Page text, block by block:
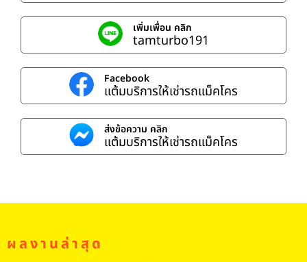
เพิ่มเพื่อน คลิก
tamturbo191
Facebook
แต้มบริการให้เช่ารถแม็คโคร
ส่งข้อความ คลิก
แต้มบริการให้เช่ารถแม็คโคร
ผลงานล่าสุด